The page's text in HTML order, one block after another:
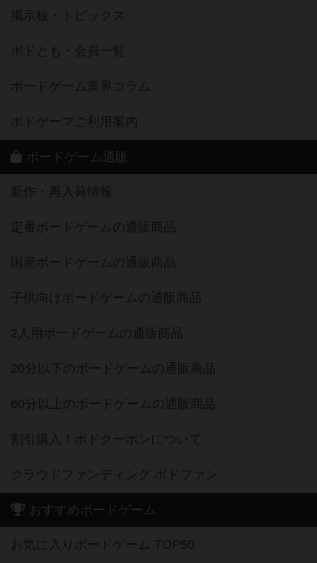
掲示板・トピックス
ボドとも・会員一覧
ボードゲーム業界コラム
ボドゲーマご利用案内
ボードゲーム通販
新作・再入荷情報
定番ボードゲームの通販商品
国産ボードゲームの通販商品
子供向けボードゲームの通販商品
2人用ボードゲームの通販商品
20分以下のボードゲームの通販商品
60分以上のボードゲームの通販商品
割引購入！ボドクーポンについて
クラウドファンディング ボドファン
おすすめボードゲーム
お気に入りボードゲーム TOP50